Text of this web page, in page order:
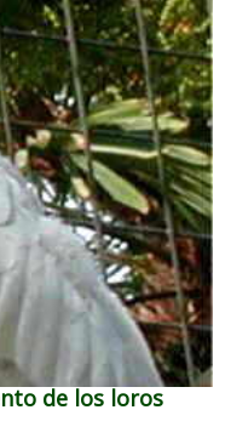
de los loros